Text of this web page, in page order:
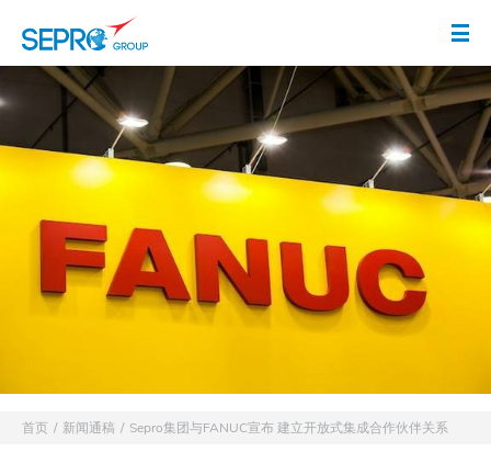
打
首页 新闻通稿 Sepro集团与FANUC宣布 建立开放式集成合作伙伴关系